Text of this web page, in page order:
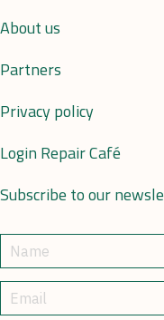
About us
Partners
Privacy policy
Login Repair Café
Subscribe to our